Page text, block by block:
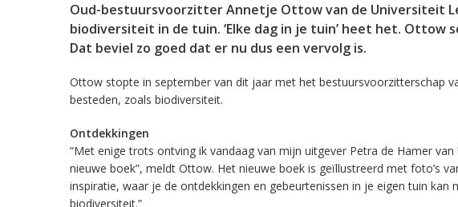
Oud-bestuursvoorzitter Annetje Ottow van de Universiteit
biodiversiteit in de tuin. ‘Elke dag in je tuin’ heet het. Ottow
Dat beviel zo goed dat er nu dus een vervolg is.
Ottow stopte in september van dit jaar met het bestuursvoorzitterschap
besteden, zoals biodiversiteit.
Ontdekkingen
“Met enige trots ontving ik vandaag van mijn uitgever Petra de Hamer
nieuwe boek”, meldt Ottow. Het nieuwe boek is geïllustreerd met foto’s
inspiratie, waar je de ontdekkingen en gebeurtenissen in je eigen tuin
biodiversiteit.”